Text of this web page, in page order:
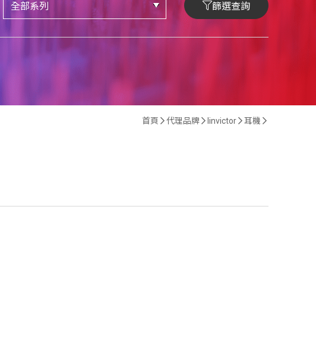
篩選查詢
首頁 代理品牌 Iinvictor 耳機